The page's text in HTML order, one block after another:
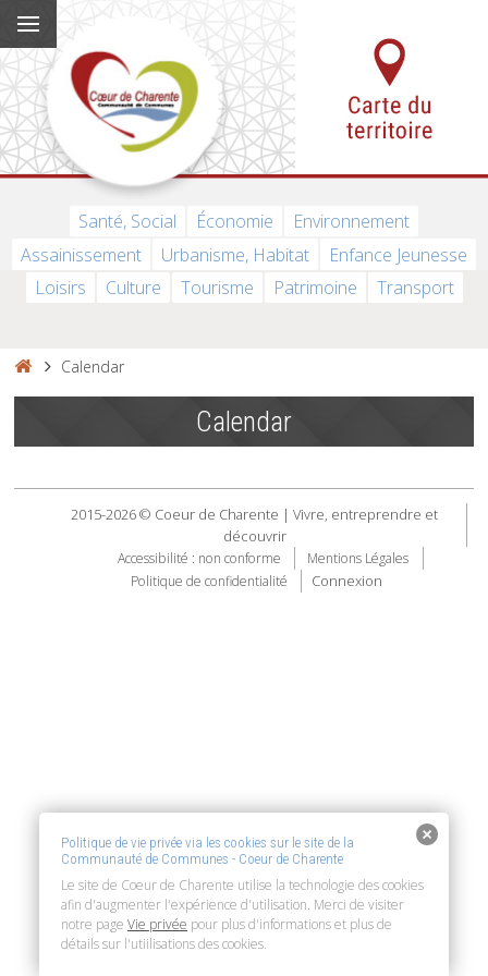
Santé, Social Économie
Environnement
Assainissement
Urbanisme, Habitat
Enfance Jeunesse
Loisirs
Culture Tourisme Patrimoine Transport
Calendar
Calendar
2015-2026 © Coeur de Charente | Vivre, entreprendre et
découvrir
Accessibilité : non conforme
Mentions Légales
Politique de confidentialité
Connexion
Politique de vie privée via les cookies sur le site de la
Communauté de Communes - Coeur de Charente
Le site de Coeur de Charente utilise la technologie des cookies
afin d'augmenter l'expérience d'utilisation. Merci de visiter
notre page Vie privée pour plus d'informations et plus de
détails sur l'utiilisations des cookies.